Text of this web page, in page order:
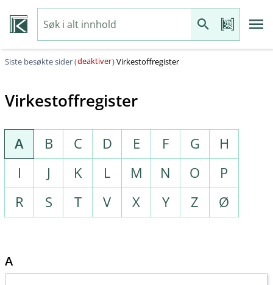
Siste besøkte sider (deaktiver)Virkestoffregister
Virkestoffregister
A B C D E F G
H
I
J K L M N O
P
R
S T V X Y Z Ø
A